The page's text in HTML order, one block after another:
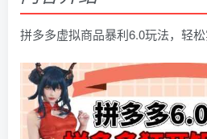
拼多多虚拟商品暴利6.0玩法，轻